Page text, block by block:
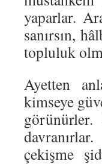
yaparlar.
sanırsın,
topluluk
Ayetten
kimseye
çekişme